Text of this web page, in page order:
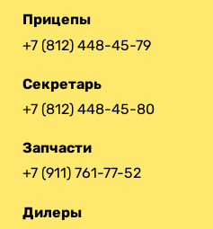
Прицепы
+7 (812) 448-45-79
Секретарь
+7 (812) 448-45-80
Запчасти
+7 (911) 761-77-52
Дилеры